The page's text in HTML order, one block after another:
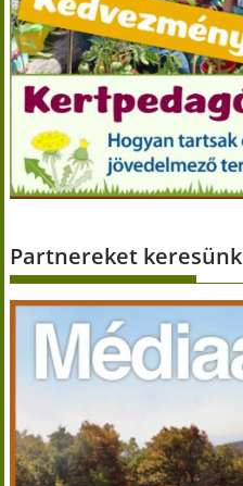
Partnereket keresünk